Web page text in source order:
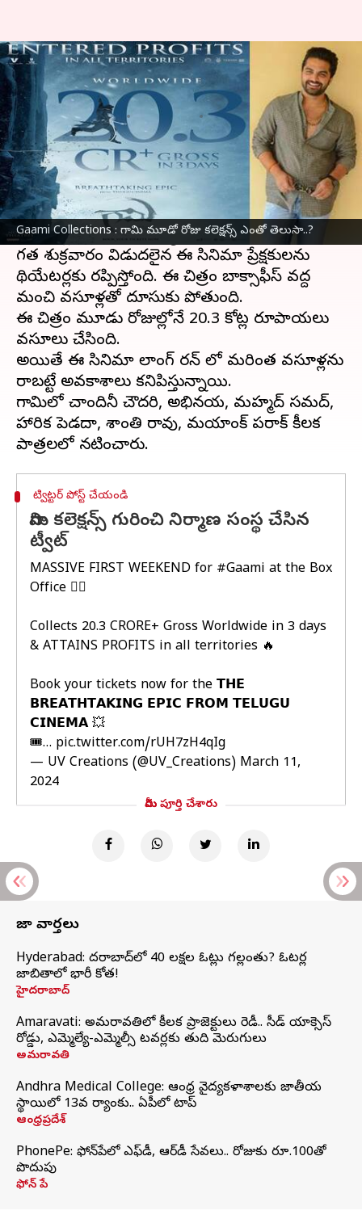
Gaami Collections : గామి మూడో రోజు కలెక్షన్స్ ఎంతో తెలుసా..?
Gaami Collections : గామి మూడో
రోజు కలెక్షన్స్ ఎంతో తెలుసా..?
వ్రాసిన వారు Sirish Praharaju Mar 11, 2024 01:10 pm
ఈ వార్తాకథనం ఏంటి
హీరోవిశ్వక్ సేన్ప్రధాన పాత్రలో , విద్యాధర్ కాగిత
దర్సకత్వం వహించిన అడ్వెంచర్ డ్రామా గామి
థియేటర్ల లో రిలీజ్ అయ్యి ప్రేక్షకులను అలరిస్తోంది.
గత శుక్రవారం విడుదలైన ఈ సినిమా ప్రేక్షకులను
థియేటర్లకు రప్పిస్తోంది. ఈ చిత్రం బాక్సాఫీస్ వద్ద
మంచి వసూళ్లతో దూసుకు పోతుంది.
ఈ చిత్రం మూడు రోజుల్లోనే 20.3 కోట్ల రూపాయలు
వసూలు చేసింది.
అయితే ఈ సినిమా లాంగ్ రన్ లో మరింత వసూళ్లను
రాబట్టే అవకాశాలు కనిపిస్తున్నాయి.
గామిలో చాందినీ చౌదరి, అభినయ, మహ్మద్ సమద్,
హారిక పెడదా, శాంతి రావు, మయాంక్ పరాక్ కీలక
ట్విట్టర్ పోస్ట్ చేయండి
గామి కలెక్షన్స్ గురించి నిర్మాణ సంస్థ చేసిన
ట్వీట్
MASSIVE FIRST WEEKEND for #Gaami at the Box
Office ❤‍🔥
Collects 20.3 CRORE+ Gross Worldwide in 3 days
& ATTAINS PROFITS in all territories 🔥
Book your tickets now for the 𝗧𝗛𝗘
𝗕𝗥𝗘𝗔𝗧𝗛𝗧𝗔𝗞𝗜𝗡𝗚 𝗘𝗣𝗜𝗖 𝗙𝗥𝗢𝗠 𝗧𝗘𝗟𝗨𝗚𝗨
𝗖𝗜𝗡𝗘𝗠𝗔 💥
🎟️… pic.twitter.com/rUH7zH4qIg
— UV Creations (@UV_Creations) March 11,
2024
మీరు పూర్తి చేశారు
తాజా వార్తలు
Hyderabad: హైదరాబాద్‌లో 40 లక్షల ఓట్లు గల్లంతు? ఓటర్ల
జాబితాలో భారీ కోత!
హైదరాబాద్
Amaravati: అమరావతిలో కీలక ప్రాజెక్టులు రెడీ.. సీడ్‌ యాక్సెస్‌
రోడ్డు, ఎమ్మెల్యే-ఎమ్మెల్సీ టవర్లకు తుది మెరుగులు
అమరావతి
Andhra Medical College: ఆంధ్ర వైద్యకళాశాలకు జాతీయ
స్థాయిలో 13వ ర్యాంకు.. ఏపీలో టాప్
ఆంధ్రప్రదేశ్
PhonePe: ఫోన్‌పేలో ఎఫ్‌డీ, ఆర్‌డీ సేవలు.. రోజుకు రూ.100తో
పొదుపు
ఫోన్‌ పే